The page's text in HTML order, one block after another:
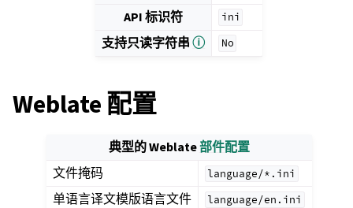
API 标识符 ini
支持只读字符串ⓘ No
Weblate 配置
典型的 Weblate部件配置
文件掩码
language/*.ini
单语言译文模版语言文件 language/en.ini